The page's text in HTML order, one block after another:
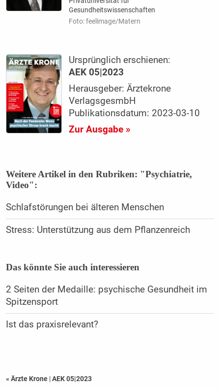
Gesundheitswissenschaften
Foto: feelimage/Matern
Ursprünglich erschienen:
AEK 05|2023
Herausgeber: Ärztekrone
VerlagsgesmbH
Publikationsdatum: 2023-03-10
Zur Ausgabe »
Weitere Artikel in den Rubriken: "Psychiatrie,
Video":
Schlafstörungen bei älteren Menschen
Stress: Unterstützung aus dem Pflanzenreich
Das könnte Sie auch interessieren
2 Seiten der Medaille: psychische Gesundheit im
Spitzensport
Ist das praxisrelevant?
« Ärzte Krone |AEK 05|2023